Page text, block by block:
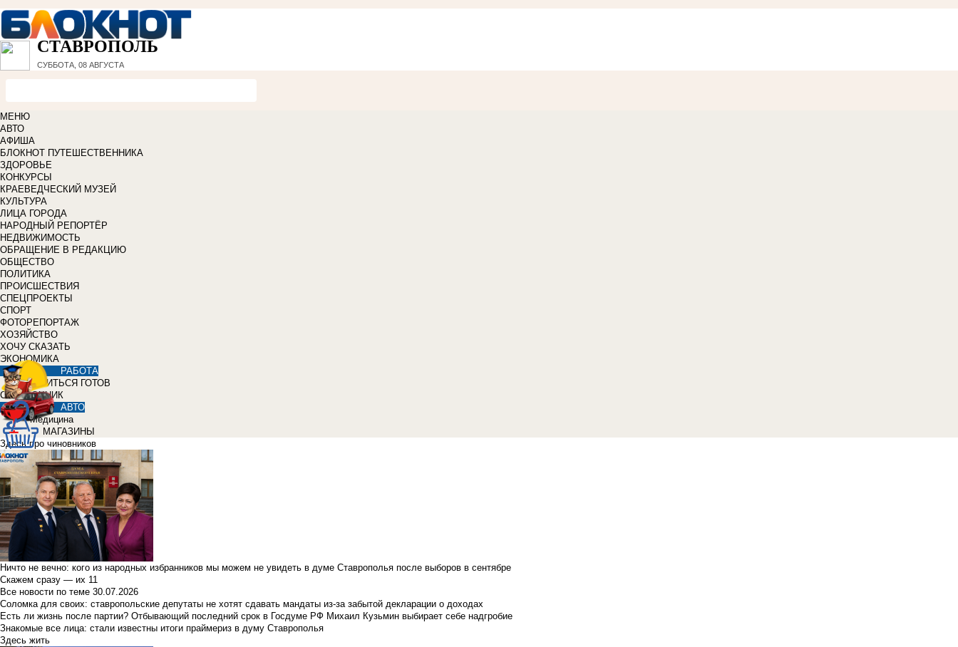
СТАВРОПОЛЬ
СУББОТА, 08 АВГУСТА
МЕНЮ
АВТО
АФИША
БЛОКНОТ ПУТЕШЕСТВЕННИКА
ЗДОРОВЬЕ
КОНКУРСЫ
КРАЕВЕДЧЕСКИЙ МУЗЕЙ
КУЛЬТУРА
ЛИЦА ГОРОДА
НАРОДНЫЙ РЕПОРТЁР
НЕДВИЖИМОСТЬ
ОБРАЩЕНИЕ В РЕДАКЦИЮ
ОБЩЕСТВО
ПОЛИТИКА
ПРОИСШЕСТВИЯ
СПЕЦПРОЕКТЫ
СПОРТ
ФОТОРЕПОРТАЖ
ХОЗЯЙСТВО
ХОЧУ СКАЗАТЬ
ЭКОНОМИКА
РАБОТА
УЧИТЬСЯ ГОТОВ
СПРАВОЧНИК
АВТО
Медицина
МАГАЗИНЫ
Здесь про чиновников
Ничто не вечно: кого из народных избранников мы можем не увидеть в думе Ставрополья после выборов в сентябре
Скажем сразу — их 11
Все новости по теме 30.07.2026
Соломка для своих: ставропольские депутаты не хотят сдавать мандаты из-за забытой декларации о доходах
Есть ли жизнь после партии? Отбывающий последний срок в Госдуме РФ Михаил Кузьмин выбирает себе надгробие
Знакомые все лица: стали известны итоги праймериз в думу Ставрополья
Здесь жить